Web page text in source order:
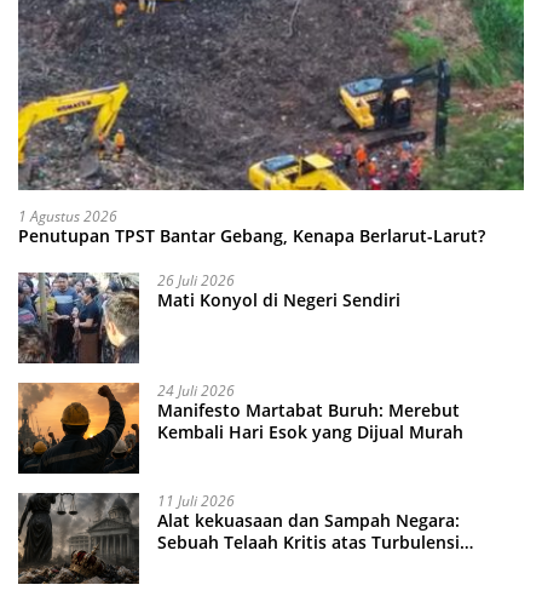
1 Agustus 2026
Penutupan TPST Bantar Gebang, Kenapa Berlarut-Larut?
26 Juli 2026
Mati Konyol di Negeri Sendiri
24 Juli 2026
Manifesto Martabat Buruh: Merebut
Kembali Hari Esok yang Dijual Murah
11 Juli 2026
Alat kekuasaan dan Sampah Negara:
Sebuah Telaah Kritis atas Turbulensi